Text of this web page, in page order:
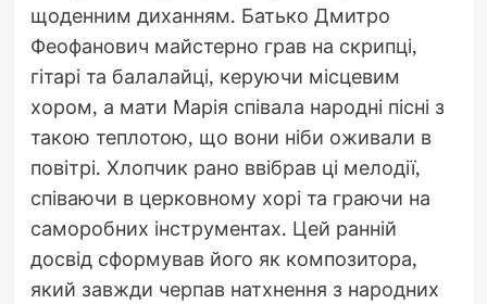
щоденним диханням. Батько Дмитро
Феофанович майстерно грав на скрипці,
гітарі та балалайці, керуючи місцевим
хором, а мати Марія співала народні пісні з
такою теплотою, що вони ніби оживали в
повітрі. Хлопчик рано ввібрав ці мелодії,
співаючи в церковному хорі та граючи на
саморобних інструментах. Цей ранній
досвід сформував його як композитора,
який завжди черпав натхнення з народних